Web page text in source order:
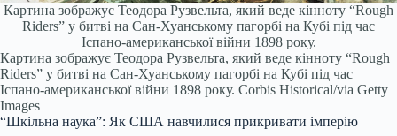
Картина зображує Теодора Рузвельта, який веде кінноту “Rough
Riders” у битві на Сан-Хуанському пагорбі на Кубі під час
Іспано-американської війни 1898 року.
Картина зображує Теодора Рузвельта, який веде кінноту “Rough
Riders” у битві на Сан-Хуанському пагорбі на Кубі під час
Іспано-американської війни 1898 року. Corbis Historical/via Getty
Images
“Шкільна наука”: Як США навчилися прикривати імперію